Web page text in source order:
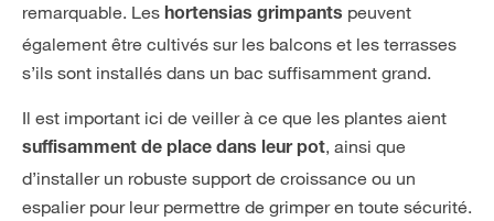
remarquable. Les hortensias grimpants peuvent
également être cultivés sur les balcons et les terrasses
s’ils sont installés dans un bac suffisamment grand.
Il est important ici de veiller à ce que les plantes aient
suffisamment de place dans leur pot, ainsi que
d’installer un robuste support de croissance ou un
espalier pour leur permettre de grimper en toute sécurité.